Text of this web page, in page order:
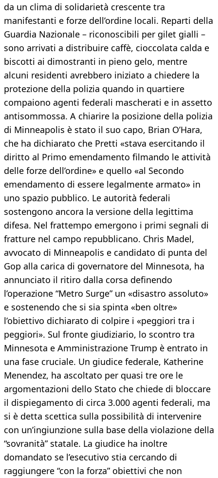
da un clima di solidarietà crescente tra
manifestanti e forze dell’ordine locali. Reparti della
Guardia Nazionale – riconoscibili per gilet gialli –
sono arrivati a distribuire caffè, cioccolata calda e
biscotti ai dimostranti in pieno gelo, mentre
alcuni residenti avrebbero iniziato a chiedere la
protezione della polizia quando in quartiere
compaiono agenti federali mascherati e in assetto
antisommossa. A chiarire la posizione della polizia
di Minneapolis è stato il suo capo, Brian O’Hara,
che ha dichiarato che Pretti «stava esercitando il
diritto al Primo emendamento filmando le attività
delle forze dell’ordine» e quello «al Secondo
emendamento di essere legalmente armato» in
uno spazio pubblico. Le autorità federali
sostengono ancora la versione della legittima
difesa. Nel frattempo emergono i primi segnali di
fratture nel campo repubblicano. Chris Madel,
avvocato di Minneapolis e candidato di punta del
Gop alla carica di governatore del Minnesota, ha
annunciato il ritiro dalla corsa definendo
l’operazione “Metro Surge” un «disastro assoluto»
e sostenendo che si sia spinta «ben oltre»
l’obiettivo dichiarato di colpire i «peggiori tra i
peggiori». Sul fronte giudiziario, lo scontro tra
Minnesota e Amministrazione Trump è entrato in
una fase cruciale. Un giudice federale, Katherine
Menendez, ha ascoltato per quasi tre ore le
argomentazioni dello Stato che chiede di bloccare
il dispiegamento di circa 3.000 agenti federali, ma
si è detta scettica sulla possibilità di intervenire
con un’ingiunzione sulla base della violazione della
“sovranità” statale. La giudice ha inoltre
domandato se l’esecutivo stia cercando di
raggiungere “con la forza” obiettivi che non